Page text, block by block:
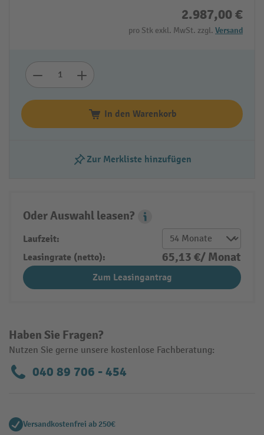
2.987,00 €
pro Stk exkl. MwSt. zzgl. Versand
In den Warenkorb
Zur Merkliste hinzufügen
Haben Sie Fragen?
Nutzen Sie gerne unsere kostenlose Fachberatung:
040 89 706 - 454
Oder Auswahl leasen?
Leasing Popover
Laufzeit:
Leasingrate (netto):
65,13 €/ Monat
Zum Leasingantrag
Versandkostenfrei ab 250€